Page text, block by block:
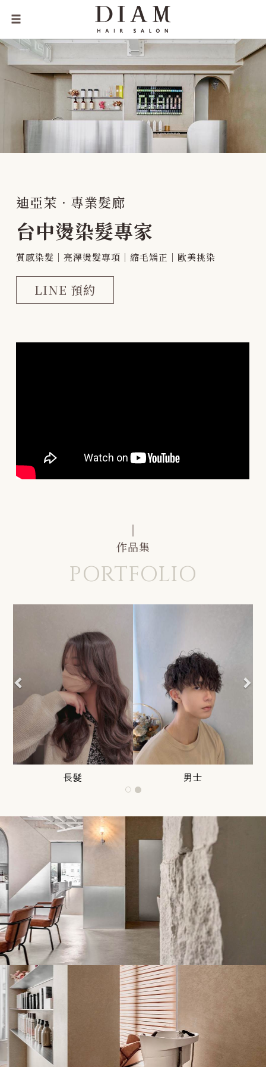
迪亞茉．專業髮廊
台中燙染髮專家
質感染髮｜亮澤燙髮專項｜縮毛矯正｜歐美挑染
LINE 預約
作品集
長髮 男士
Previous